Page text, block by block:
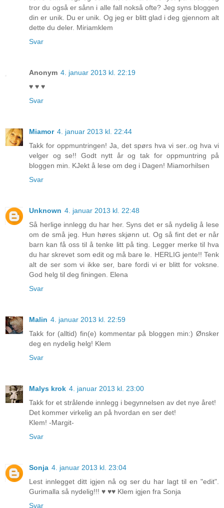
tror du også er sånn i alle fall nokså ofte? Jeg syns bloggen
din er unik. Du er unik. Og jeg er blitt glad i deg gjennom alt
dette du deler. Miriamklem
Svar
Anonym 4. januar 2013 kl. 22:19
♥ ♥ ♥
Svar
Miamor 4. januar 2013 kl. 22:44
Takk for oppmuntringen! Ja, det spørs hva vi ser..og hva vi
velger og se!! Godt nytt år og tak for oppmuntring på
bloggen min. KJekt å lese om deg i Dagen! Miamorhilsen
Svar
Unknown 4. januar 2013 kl. 22:48
Så herlige innlegg du har her. Syns det er så nydelig å lese
om de små jeg. Hun høres skjønn ut. Og så fint det er når
barn kan få oss til å tenke litt på ting. Legger merke til hva
du har skrevet som edit og må bare le. HERLIG jente!! Tenk
alt de ser som vi ikke ser, bare fordi vi er blitt for voksne.
God helg til deg finingen. Elena
Svar
Malin 4. januar 2013 kl. 22:59
Takk for (alltid) fin(e) kommentar på bloggen min:) Ønsker
deg en nydelig helg! Klem
Svar
Malys krok 4. januar 2013 kl. 23:00
Takk for et strålende innlegg i begynnelsen av det nye året!
Det kommer virkelig an på hvordan en ser det!
Klem! -Margit-
Svar
Sonja 4. januar 2013 kl. 23:04
Lest innlegget ditt igjen nå og ser du har lagt til en "edit".
Gurimalla så nydelig!!! ♥ ♥♥ Klem igjen fra Sonja
Svar